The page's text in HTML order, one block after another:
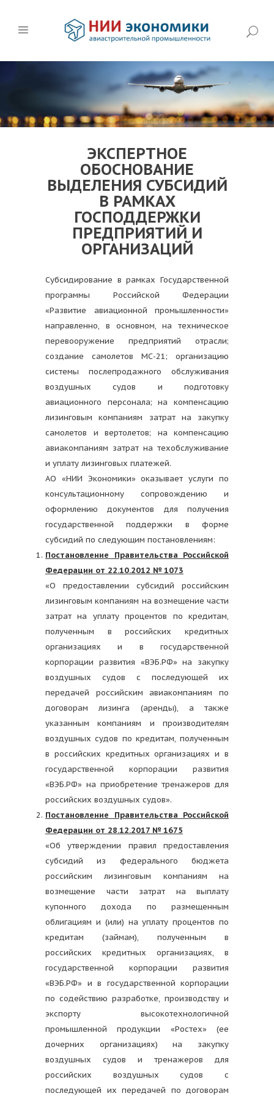
ЭКСПЕРТНОЕ
ОБОСНОВАНИЕ
ВЫДЕЛЕНИЯ СУБСИДИЙ
В РАМКАХ
ГОСПОДДЕРЖКИ
ПРЕДПРИЯТИЙ И
ОРГАНИЗАЦИЙ
Субсидирование в рамках Государственной
программы Российской Федерации
«Развитие авиационной промышленности»
направленно, в основном, на техническое
перевооружение предприятий отрасли;
создание самолетов МС-21; организацию
системы послепродажного обслуживания
воздушных судов и подготовку
авиационного персонала; на компенсацию
лизинговым компаниям затрат на закупку
самолетов и вертолетов; на компенсацию
авиакомпаниям затрат на техобслуживание
и уплату лизинговых платежей.
АО «НИИ Экономики» оказывает услуги по
консультационному сопровождению и
оформлению документов для получения
государственной поддержки в форме
субсидий по следующим постановлениям:
Постановление Правительства Российской
Федерации от 22.10.2012 № 1073
«О предоставлении субсидий российским
лизинговым компаниям на возмещение части
затрат на уплату процентов по кредитам,
полученным в российских кредитных
организациях и в государственной
корпорации развития «ВЭБ.РФ» на закупку
воздушных судов с последующей их
передачей российским авиакомпаниям по
договорам лизинга (аренды), а также
указанным компаниям и производителям
воздушных судов по кредитам, полученным
в российских кредитных организациях и в
государственной корпорации развития
«ВЭБ.РФ» на приобретение тренажеров для
российских воздушных судов».
Постановление Правительства Российской
Федерации от 28.12.2017 № 1675
«Об утверждении правил предоставления
субсидий из федерального бюджета
российским лизинговым компаниям на
возмещение части затрат на выплату
купонного дохода по размещенным
облигациям и (или) на уплату процентов по
кредитам (займам), полученным в
российских кредитных организациях, в
государственной корпорации развития
«ВЭБ.РФ» и в государственной корпорации
по содействию разработке, производству и
экспорту высокотехнологичной
промышленной продукции «Ростех» (ее
дочерних организациях) на закупку
воздушных судов и тренажеров для
российских воздушных судов с
последующей их передачей по договорам